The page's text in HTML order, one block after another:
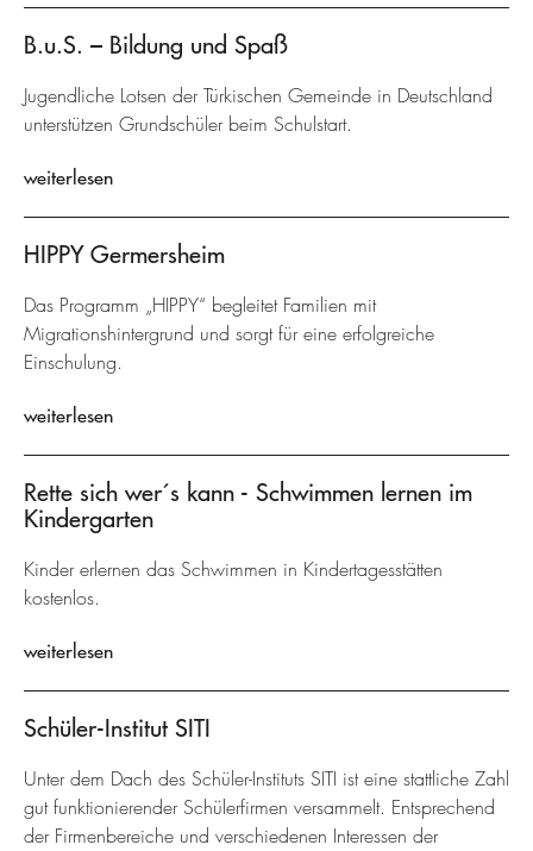
B.u.S. – Bildung und Spaß
Jugendliche Lotsen der Türkischen Gemeinde in Deutschland
unterstützen Grundschüler beim Schulstart.
weiterlesen
HIPPY Germersheim
Das Programm „HIPPY“ begleitet Familien mit
Migrationshintergrund und sorgt für eine erfolgreiche
Einschulung.
weiterlesen
Rette sich wer´s kann - Schwimmen lernen im
Kindergarten
Kinder erlernen das Schwimmen in Kindertagesstätten
kostenlos.
weiterlesen
Schüler-Institut SITI
Unter dem Dach des Schüler-Instituts SITI ist eine stattliche Zahl
gut funktionierender Schülerfirmen versammelt. Entsprechend
der Firmenbereiche und verschiedenen Interessen der